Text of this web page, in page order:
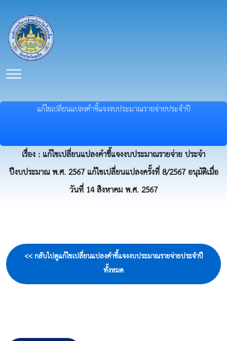
แก้ไขเปลี่ยนแปลงคำชี้แจงงบประมาณรายจ่ายประจำปี
เรื่อง : แก้ไขเปลี่ยนแปลงคำชี้แจงงบประมาณรายจ่าย ประจำ
ปีงบประมาณ พ.ศ. 2567 แก้ไขเปลี่ยนแปลงครั้งที่ 8/2567 อนุมัติเมื่อ
วันที่ 14 สิงหาคม พ.ศ. 2567
<< กลับไปดูแก้ไขเปลี่ยนแปลงคำชี้แจงงบประมาณรายจ่ายประจำปี
ทั้งหมด